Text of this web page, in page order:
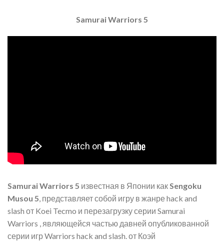
Samurai Warriors 5
Samurai Warriors 5 известная в Японии какSengoku
Musou 5, представляет собой игру в жанре hack and
slash от Koei Tecmo и перезагрузку серии Samurai
Warriors , являющейся частью давней опубликованной
серии игр Warriors hack and slash. от Коэй